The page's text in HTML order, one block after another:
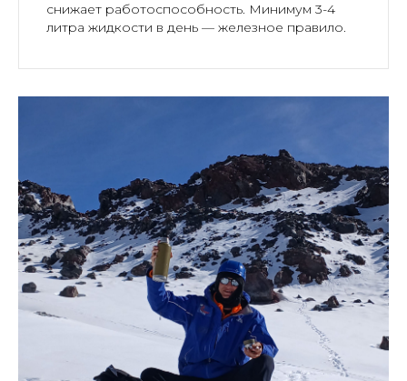
снижает работоспособность. Минимум 3-4
литра жидкости в день — железное правило.